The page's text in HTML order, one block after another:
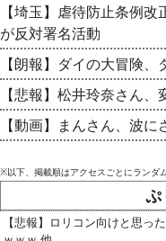
【埼玉】虐待防止条例
が反対署名活動
【朗報】ダイの大冒険、
【悲報】松井玲奈さん
【動画】まんさん、波
※以下、掲載順はアクセスごとにランダ
ぷ
【悲報】ロリコン向けと思っ